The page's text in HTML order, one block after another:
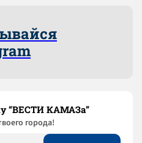
“ВЕСТИ КАМАЗа”
города!